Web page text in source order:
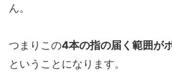
ん。
つまりこの4本の指の届く範囲が
ということになります。